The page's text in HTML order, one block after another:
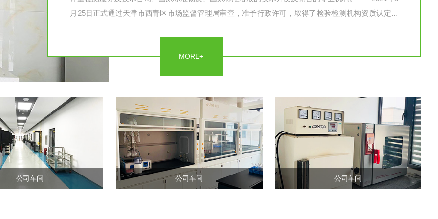
月25日正式通过天津市西青区市场监督管理局审查，准予行政许可，取得了检验检测机构资质认定证
MORE+
公司车间 公司车间 公司车间